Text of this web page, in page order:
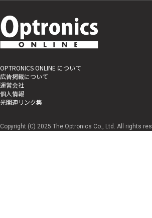
OPTRONICS ONLINE について
広告掲載について
運営会社
個人情報
光関連リンク集
Copyright (C) 2025 The Optronics Co., Ltd. All rights